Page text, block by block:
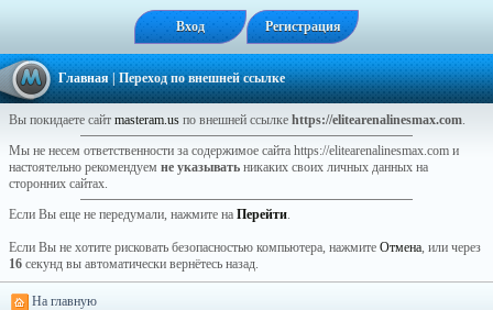
Вход Регистрация
Главная| Переход по внешней ссылке
Вы покидаете сайт masteram.us по внешней ссылке https://elitearenalinesmax.com.
Мы не несем ответственности за содержимое сайта https://elitearenalinesmax.com и
настоятельно рекомендуем не указывать никаких своих личных данных на
сторонних сайтах.
Если Вы еще не передумали, нажмите на Перейти.
Если Вы не хотите рисковать безопасностью компьютера, нажмите Отмена, или через
16 секунд вы автоматически вернётесь назад.
На главную